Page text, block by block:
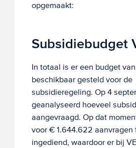
opgemaakt:
Subsidiebudget
In totaal is er een budget
beschikbaar gesteld voor de
subsidieregeling. Op 4
geanalyseerd hoeveel
aangevraagd. Op dat
voor € 1.644.622 aanvragen
ingediend, waardoor er bij